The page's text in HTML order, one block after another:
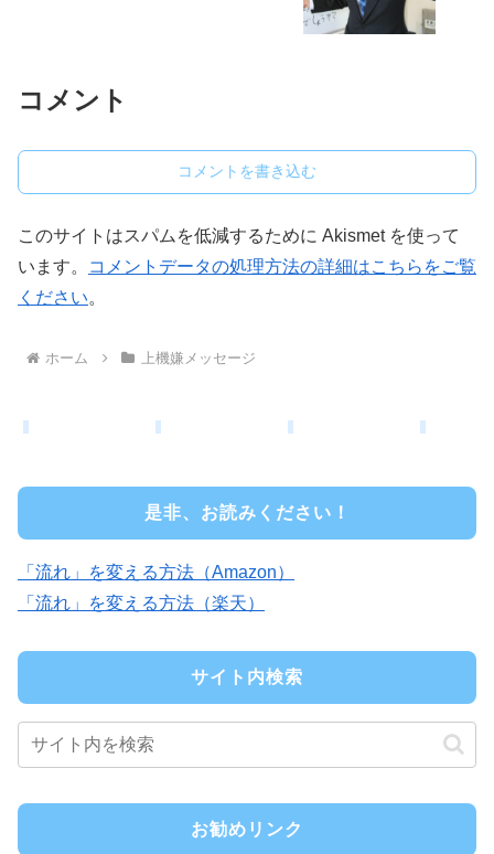
コメント
コメントを書き込む
このサイトはスパムを低減するために Akismet を使って
います。
コメントデータの処理方法の詳細はこちらをご覧
ください。
ホーム 上機嫌メッセージ
是非、お読みください！
「流れ」を変える方法（Amazon）
「流れ」を変える方法（楽天）
サイト内検索
お勧めリンク